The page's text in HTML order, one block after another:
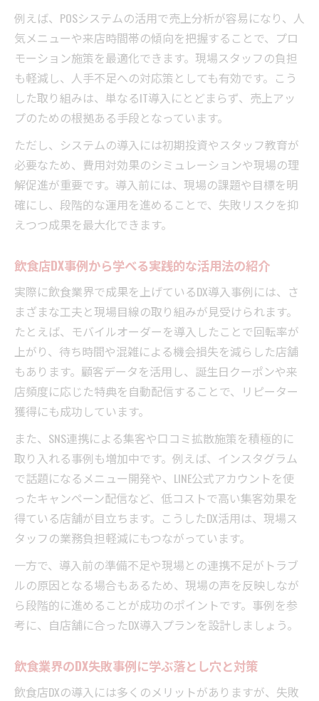
例えば、POSシステムの活用で売上分析が容易になり、人
気メニューや来店時間帯の傾向を把握することで、プロ
モーション施策を最適化できます。現場スタッフの負担
も軽減し、人手不足への対応策としても有効です。こう
した取り組みは、単なるIT導入にとどまらず、売上アッ
プのための根拠ある手段となっています。
ただし、システムの導入には初期投資やスタッフ教育が
必要なため、費用対効果のシミュレーションや現場の理
解促進が重要です。導入前には、現場の課題や目標を明
確にし、段階的な運用を進めることで、失敗リスクを抑
えつつ成果を最大化できます。
飲食店DX事例から学べる実践的な活用法の紹介
実際に飲食業界で成果を上げているDX導入事例には、さ
まざまな工夫と現場目線の取り組みが見受けられます。
たとえば、モバイルオーダーを導入したことで回転率が
上がり、待ち時間や混雑による機会損失を減らした店舗
もあります。顧客データを活用し、誕生日クーポンや来
店頻度に応じた特典を自動配信することで、リピーター
獲得にも成功しています。
また、SNS連携による集客や口コミ拡散施策を積極的に
取り入れる事例も増加中です。例えば、インスタグラム
で話題になるメニュー開発や、LINE公式アカウントを使
ったキャンペーン配信など、低コストで高い集客効果を
得ている店舗が目立ちます。こうしたDX活用は、現場ス
タッフの業務負担軽減にもつながっています。
一方で、導入前の準備不足や現場との連携不足がトラブ
ルの原因となる場合もあるため、現場の声を反映しなが
ら段階的に進めることが成功のポイントです。事例を参
考に、自店舗に合ったDX導入プランを設計しましょう。
飲食業界のDX失敗事例に学ぶ落とし穴と対策
飲食店DXの導入には多くのメリットがありますが、失敗